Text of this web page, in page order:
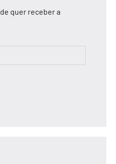
quer receber a